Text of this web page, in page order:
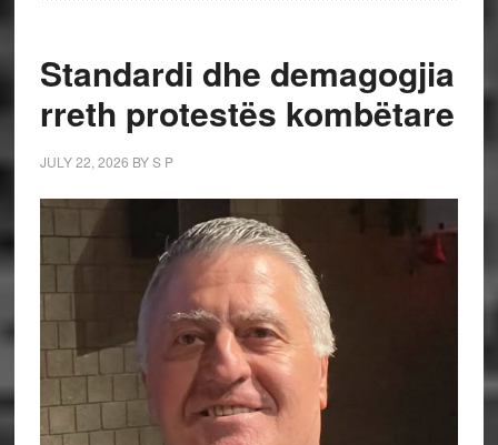
Standardi dhe demagogjia
rreth protestës kombëtare
JULY 22, 2026 BYS P